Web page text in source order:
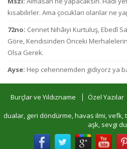
kısabilirler. Ama çocukları olanlar ne
72no: Cennet Nihâiyi Kurtuluş, Ebedî
Göre, Kendisinden Önceki Merhalelerin
Olsa Gerek.
Ayse: Hep cehennemden gidiyorz ya
Burçlar ve Yıldızname Özel Yazılar
dualar, geri döndürme, havas ilmi, vefk,
aşk, sevgi